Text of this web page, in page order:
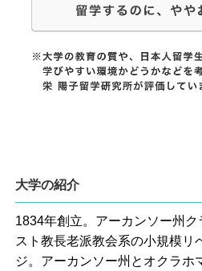
大学の紹介
1834年創立。アーカンソー州ク
スト教長老派教会系の小規模リ
ジ。アーカンソー州とオクラホ